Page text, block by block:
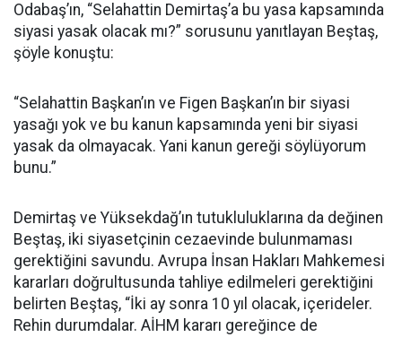
Odabaş’ın, “Selahattin Demirtaş’a bu yasa kapsamında
siyasi yasak olacak mı?” sorusunu yanıtlayan Beştaş,
şöyle konuştu:
“Selahattin Başkan’ın ve Figen Başkan’ın bir siyasi
yasağı yok ve bu kanun kapsamında yeni bir siyasi
yasak da olmayacak. Yani kanun gereği söylüyorum
bunu.”
Demirtaş ve Yüksekdağ’ın tutukluluklarına da değinen
Beştaş, iki siyasetçinin cezaevinde bulunmaması
gerektiğini savundu. Avrupa İnsan Hakları Mahkemesi
kararları doğrultusunda tahliye edilmeleri gerektiğini
belirten Beştaş, “İki ay sonra 10 yıl olacak, içerideler.
Rehin durumdalar. AİHM kararı gereğince de